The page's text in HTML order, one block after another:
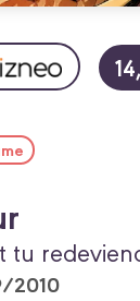
tu
2010